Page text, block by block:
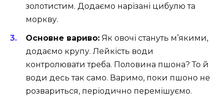
золотистим. Додаємо нарізані цибулю та
моркву.
Основне вариво: Як овочі стануть м’якими,
додаємо крупу. Лейкість води
контролювати треба. Половина пшона? То й
води десь так само. Варимо, поки пшоно не
розвариться, періодично перемішуємо.